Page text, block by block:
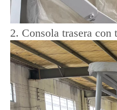
2. Consola trasera con